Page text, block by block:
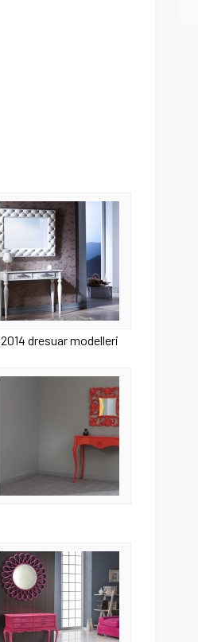
2014 dresuar modelleri